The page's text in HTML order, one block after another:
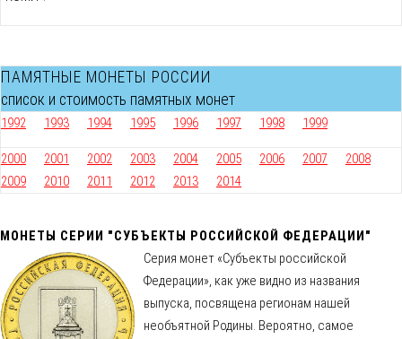
ПАМЯТНЫЕ МОНЕТЫ РОССИИ
список и стоимость памятных монет
1992 1993 1994 1995 1996 1997 1998 1999
2000 2001 2002 2003 2004 2005 2006 2007
2008
2009
2010 2011 2012 2013 2014
МОНЕТЫ СЕРИИ "СУБЪЕКТЫ РОССИЙСКОЙ ФЕДЕРАЦИИ"
Серия монет «Субъекты российской
Федерации», как уже видно из названия
выпуска, посвящена регионам нашей
необъятной Родины. Вероятно, самое